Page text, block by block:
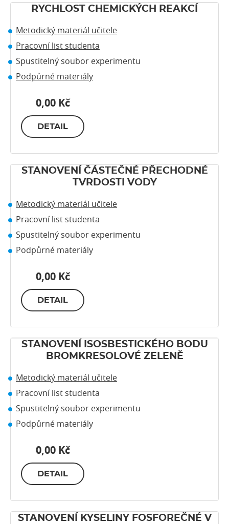
RYCHLOST CHEMICKÝCH REAKCÍ
Metodický materiál učitele
Pracovní list studenta
Spustitelný soubor experimentu
Podpůrné materiály
0,00 Kč
DETAIL
STANOVENÍ ČÁSTEČNÉ PŘECHODNÉ
TVRDOSTI VODY
Metodický materiál učitele
Pracovní list studenta
Spustitelný soubor experimentu
Podpůrné materiály
0,00 Kč
DETAIL
STANOVENÍ ISOSBESTICKÉHO BODU
BROMKRESOLOVÉ ZELENĚ
Metodický materiál učitele
Pracovní list studenta
Spustitelný soubor experimentu
Podpůrné materiály
0,00 Kč
DETAIL
STANOVENÍ KYSELINY FOSFOREČNÉ V